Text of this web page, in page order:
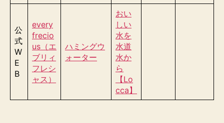
公
式
W
E
B
every
frecio
us（エ
ブリィ
フレシ
ャス）
ハミングウ
ォーター
おい
しい
水を
水道
水か
ら
【Lo
cca】